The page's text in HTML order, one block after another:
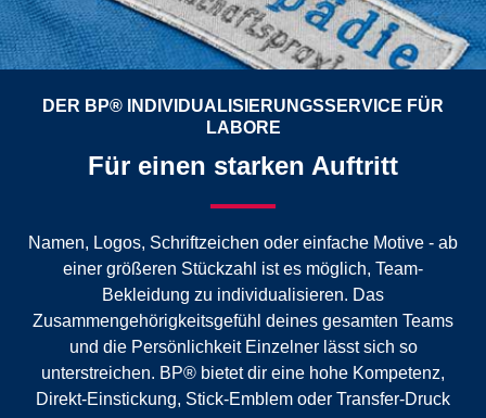
DER BP® INDIVIDUALISIERUNGSSERVICE FÜR
LABORE
Für einen starken Auftritt
Namen, Logos, Schriftzeichen oder einfache Motive - ab
einer größeren Stückzahl ist es möglich, Team-
Bekleidung zu individualisieren. Das
Zusammengehörigkeitsgefühl deines gesamten Teams
und die Persönlichkeit Einzelner lässt sich so
unterstreichen. BP® bietet dir eine hohe Kompetenz,
Direkt-Einstickung, Stick-Emblem oder Transfer-Druck